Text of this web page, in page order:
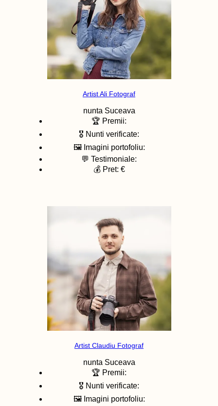
Artist Ali Fotograf
nunta Suceava
🏆 Premii:
🎖️ Nunti verificate:
🖼️ Imagini portofoliu:
💬 Testimoniale:
💰 Pret: €
Artist Claudiu Fotograf
nunta Suceava
🏆 Premii:
🎖️ Nunti verificate:
🖼️ Imagini portofoliu: